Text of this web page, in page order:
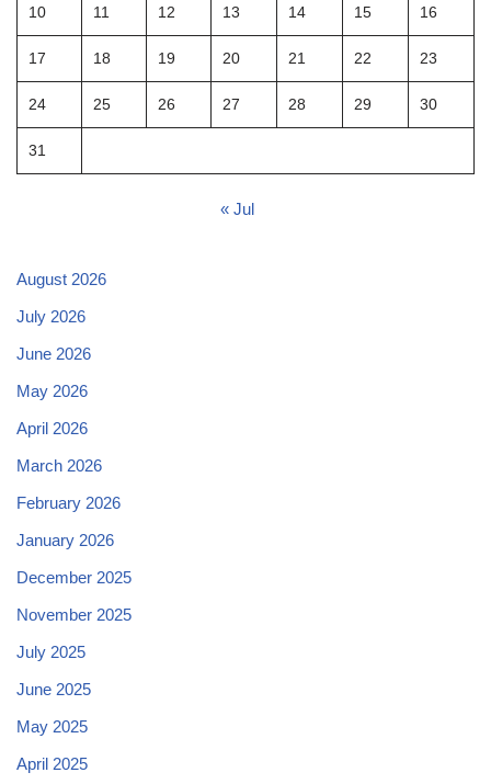
10 11 12 13 14 15 16
17 18 19 20 21 22 23
24 25 26 27 28 29 30
31
« Jul
August 2026
July 2026
June 2026
May 2026
April 2026
March 2026
February 2026
January 2026
December 2025
November 2025
July 2025
June 2025
May 2025
April 2025